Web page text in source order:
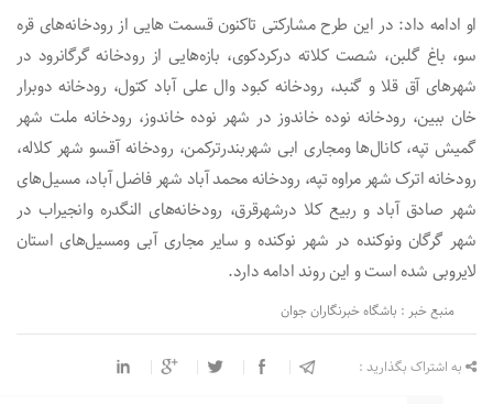
او ادامه داد: در این طرح مشارکتی تاکنون قسمت هایی از رودخانه‌های قره
سو، باغ گلبن، شصت کلاته درکردکوی، بازه‌هایی از رودخانه گرگانرود در
شهر‌های آق قلا و گنبد، رودخانه کبود وال علی آباد کتول، رودخانه دوبرار
خان ببین، رودخانه نوده خاندوز در شهر نوده خاندوز، رودخانه ملت شهر
گمیش تپه، کانال‌ها ومجاری ابی شهربندرترکمن، رودخانه آقسو شهر کلاله،
رودخانه اترک شهر مراوه تپه، رودخانه محمد آباد شهر فاضل آباد، مسیل‌های
شهر صادق آباد و ربیع کلا درشهرقرق، رودخانه‌های النگدره وانجیراب در
شهر گرگان ونوکنده در شهر نوکنده و سایر مجاری آبی ومسیل‌های استان
لایروبی شده است و این روند ادامه دارد.
منبع خبر : باشگاه خبرنگاران جوان
به اشتراک بگذارید :